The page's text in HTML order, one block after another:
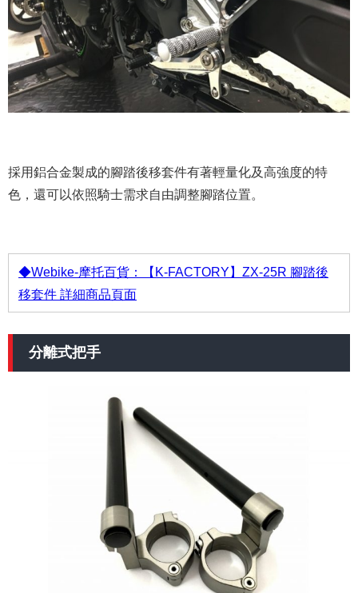
採用鋁合金製成的腳踏後移套件有著輕量化及高強度的特
色，還可以依照騎士需求自由調整腳踏位置。
◆Webike-摩托百貨：【K-FACTORY】ZX-25R 腳踏後
移套件 詳細商品頁面
分離式把手